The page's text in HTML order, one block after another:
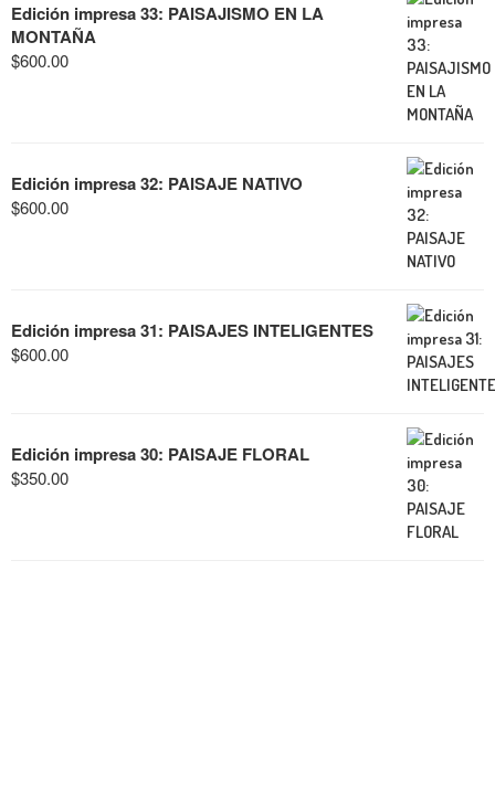
Edición impresa 33: PAISAJISMO EN LA
MONTAÑA
$600.00
Edición impresa 32: PAISAJE NATIVO
$600.00
Edición impresa 31: PAISAJES INTELIGENTES
$600.00
Edición impresa 30: PAISAJE FLORAL
$350.00